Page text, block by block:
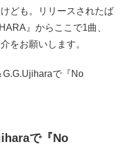
ども。リリースされたば
』からここで1曲、
をお願いします。
G.G.Ujiharaで『No
で『No